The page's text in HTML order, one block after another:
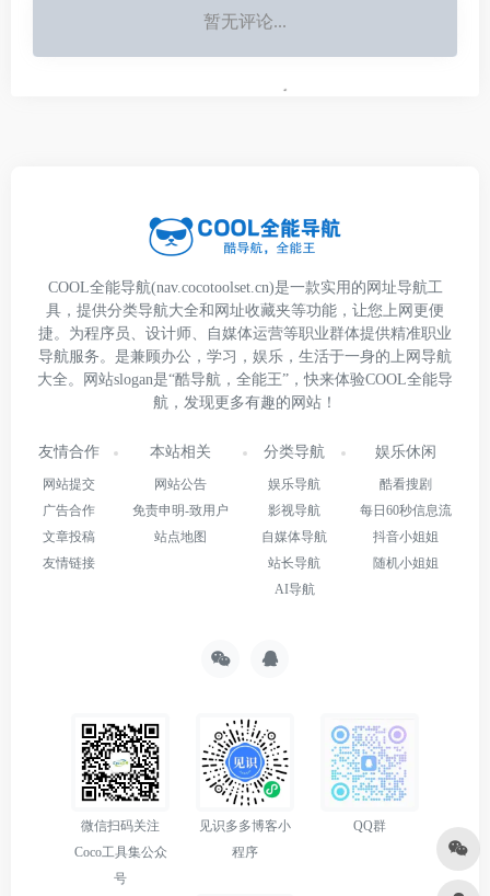
暂无评论...
COOL全能导航(nav.cocotoolset.cn)是一款实用的网址导航工
具，提供分类导航大全和网址收藏夹等功能，让您上网更便
捷。为程序员、设计师、自媒体运营等职业群体提供精准职业
导航服务。是兼顾办公，学习，娱乐，生活于一身的上网导航
大全。网站slogan是“酷导航，全能王”，快来体验COOL全能导
航，发现更多有趣的网站！
友情合作
网站提交
广告合作
文章投稿
友情链接
本站相关
网站公告
免责申明-致用户
站点地图
分类导航
娱乐导航
影视导航
自媒体导航
站长导航
AI导航
娱乐休闲
酷看搜剧
每日60秒信息流
抖音小姐姐
随机小姐姐
微信扫码关注
Coco工具集公众
号
见识多多博客小
程序
QQ群